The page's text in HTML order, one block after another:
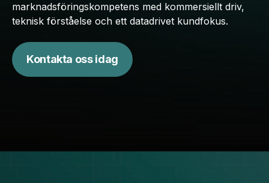
marknadsföringskompetens med kommersiellt driv,
teknisk förståelse och ett datadrivet kundfokus.
Kontakta oss idag